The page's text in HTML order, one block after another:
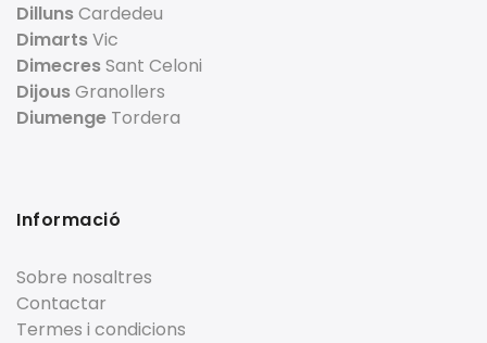
DillunsCardedeu
DimartsVic
DimecresSant Celoni
DijousGranollers
Diumenge Tordera
Informació
Sobre nosaltres
Contactar
Termes i condicions